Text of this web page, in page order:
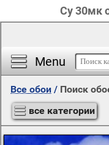
Су 30мк
Menu
Все обои / Поиск
все категории